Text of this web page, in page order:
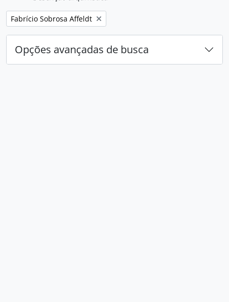
Remover filtro:
Fabrício Sobrosa Affeldt
Opções avançadas de busca